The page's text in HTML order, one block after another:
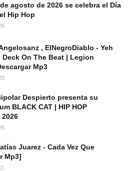
agosto de 2026 se celebra el Día
Hip Hop
, ElNegroDiablo - Yeh
Deck On The Beat | Legion
Mp3
Despierto presenta su
BLACK CAT | HIP HOP
2026
Juarez - Cada Vez Que
Mp3]